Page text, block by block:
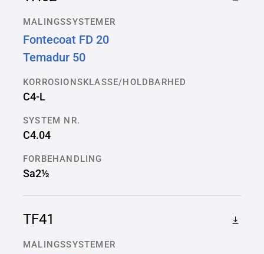
MALINGSSYSTEMER
Fontecoat FD 20
Temadur 50
KORROSIONSKLASSE/HOLDBARHED
C4-L
SYSTEM NR.
C4.04
FORBEHANDLING
Sa2½
TF41
MALINGSSYSTEMER